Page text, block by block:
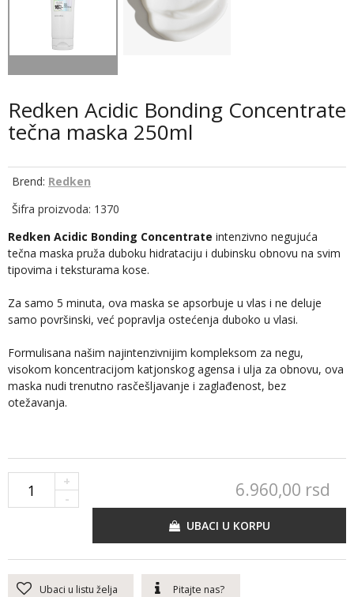
Redken Acidic Bonding Concentrate
tečna maska 250ml
Brend: Redken
Šifra proizvoda: 1370
Redken Acidic Bonding Concentrate intenzivno negujuća
tečna maska pruža duboku hidrataciju i dubinsku obnovu na svim
tipovima i teksturama kose.
Za samo 5 minuta, ova maska se apsorbuje u vlas i ne deluje
samo površinski, već popravlja ostećenja duboko u vlasi.
Formulisana našim najintenzivnijim kompleksom za negu,
visokom koncentracijom katjonskog agensa i ulja za obnovu, ova
maska nudi trenutno rasčešljavanje i zaglađenost, bez
otežavanja.
+
-
6.960,00 rsd
UBACI U KORPU
Ubaci u listu želja Pitajte nas?